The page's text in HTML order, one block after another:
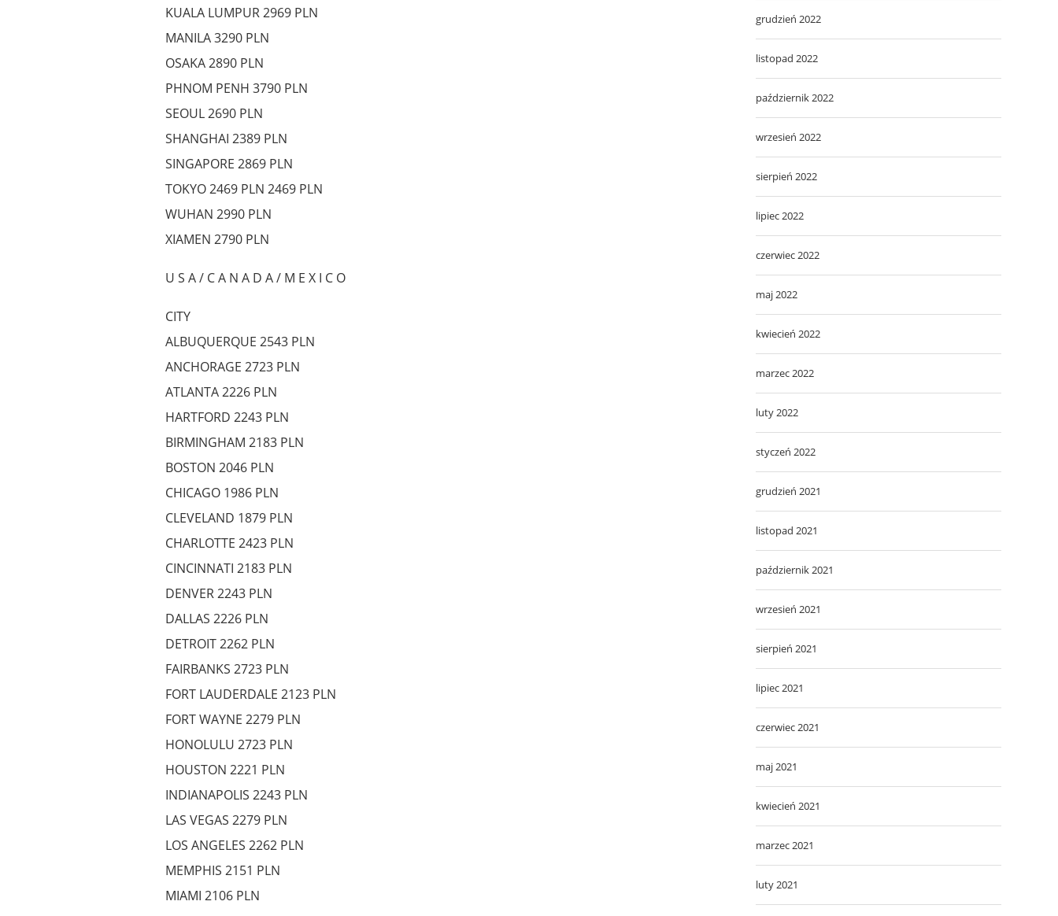
KUALA LUMPUR 2969 PLN
MANILA 3290 PLN
OSAKA 2890 PLN
PHNOM PENH 3790 PLN
SEOUL 2690 PLN
SHANGHAI 2389 PLN
SINGAPORE 2869 PLN
TOKYO 2469 PLN 2469 PLN
WUHAN 2990 PLN
XIAMEN 2790 PLN
U S A / C A N A D A / M E X I C O
CITY
ALBUQUERQUE 2543 PLN
ANCHORAGE 2723 PLN
ATLANTA 2226 PLN
HARTFORD 2243 PLN
BIRMINGHAM 2183 PLN
BOSTON 2046 PLN
CHICAGO 1986 PLN
CLEVELAND 1879 PLN
CHARLOTTE 2423 PLN
CINCINNATI 2183 PLN
DENVER 2243 PLN
DALLAS 2226 PLN
DETROIT 2262 PLN
FAIRBANKS 2723 PLN
FORT LAUDERDALE 2123 PLN
FORT WAYNE 2279 PLN
HONOLULU 2723 PLN
HOUSTON 2221 PLN
INDIANAPOLIS 2243 PLN
LAS VEGAS 2279 PLN
LOS ANGELES 2262 PLN
MEMPHIS 2151 PLN
MIAMI 2106 PLN
grudzień 2022
listopad 2022
październik 2022
wrzesień 2022
sierpień 2022
lipiec 2022
czerwiec 2022
maj 2022
kwiecień 2022
marzec 2022
luty 2022
styczeń 2022
grudzień 2021
listopad 2021
październik 2021
wrzesień 2021
sierpień 2021
lipiec 2021
czerwiec 2021
maj 2021
kwiecień 2021
marzec 2021
luty 2021